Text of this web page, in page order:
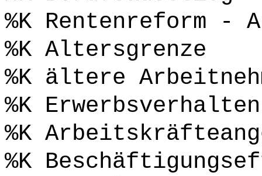
%K Rentenreform -
%K Altersgrenze
%K ältere
%K Erwerbsverhalten
%K
%K